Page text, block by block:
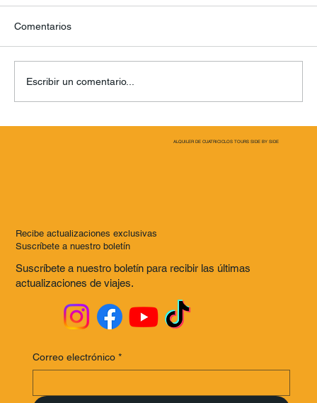
Comentarios
Escribir un comentario...
ALQUILER DE CUATRICICLOS TOURS SIDE BY SIDE
Recibe actualizaciones exclusivas
Suscríbete a nuestro boletín
Suscríbete a nuestro boletín para recibir las últimas
actualizaciones de viajes.
Correo electrónico *